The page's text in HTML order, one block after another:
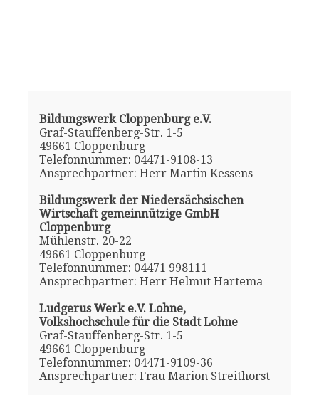
Bildungswerk Cloppenburg e.V.
Graf-Stauffenberg-Str. 1-5
49661 Cloppenburg
Telefonnummer: 04471-9108-13
Ansprechpartner: Herr Martin Kessens
Bildungswerk der Niedersächsischen
Wirtschaft gemeinnützige GmbH
Cloppenburg
Mühlenstr. 20-22
49661 Cloppenburg
Telefonnummer: 04471 998111
Ansprechpartner: Herr Helmut Hartema
Ludgerus Werk e.V. Lohne,
Volkshochschule für die Stadt Lohne
Graf-Stauffenberg-Str. 1-5
49661 Cloppenburg
Telefonnummer: 04471-9109-36
Ansprechpartner: Frau Marion Streithorst